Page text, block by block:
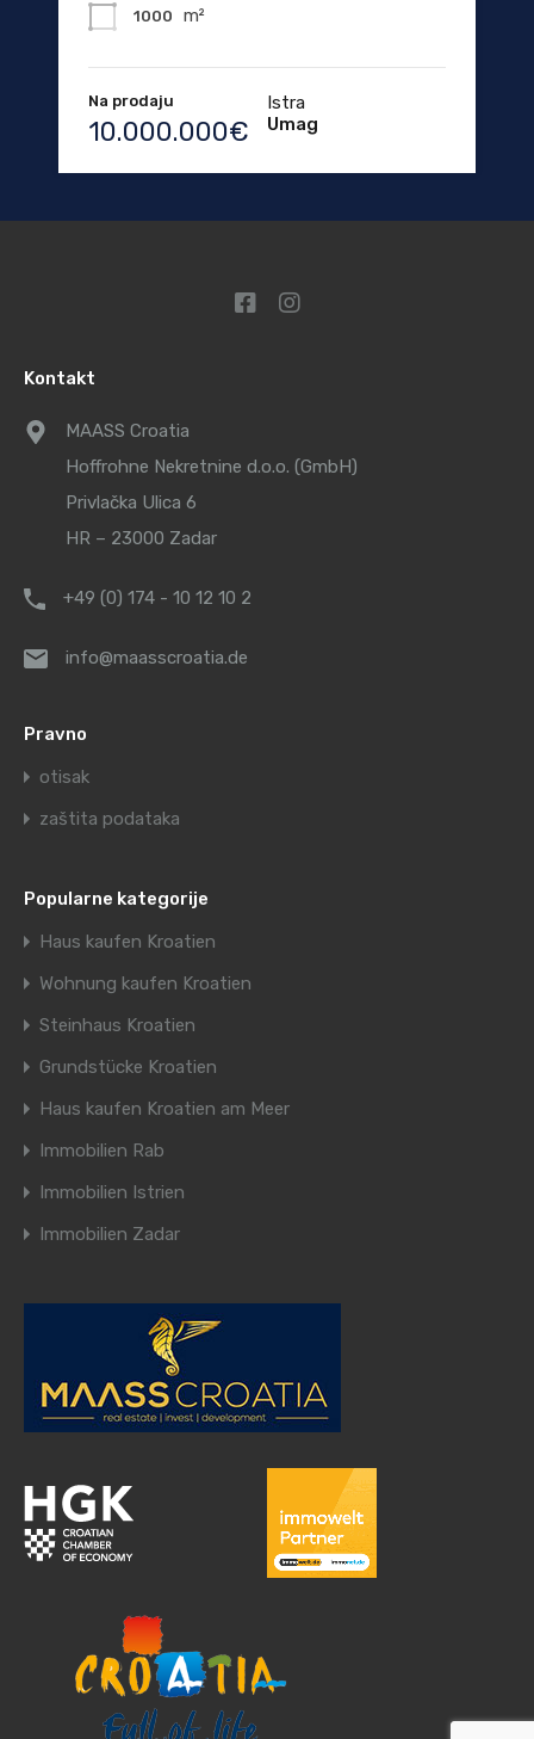
1000 m²
Na prodaju
10.000.000€
Istra
Umag
Kontakt
MAASS Croatia
Hoffrohne Nekretnine d.o.o. (GmbH)
Privlačka Ulica 6
HR – 23000 Zadar
+49 (0) 174 - 10 12 10 2
info@maasscroatia.de
Pravno
otisak
zaštita podataka
Popularne kategorije
Haus kaufen Kroatien
Wohnung kaufen Kroatien
Steinhaus Kroatien
Grundstücke Kroatien
Haus kaufen Kroatien am Meer
Immobilien Rab
Immobilien Istrien
Immobilien Zadar